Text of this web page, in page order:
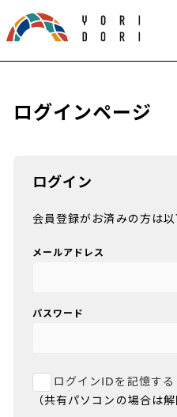
ログインページ
ログイン
会員登録がお済みの方は
メールアドレス
パスワード
ログインIDを記憶する
（共有パソコンの場合は